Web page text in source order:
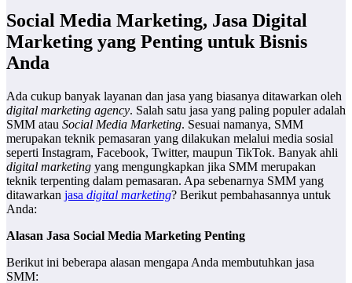
Social Media Marketing, Jasa Digital
Marketing yang Penting untuk Bisnis
Anda
Ada cukup banyak layanan dan jasa yang biasanya ditawarkan oleh
digital marketing agency. Salah satu jasa yang paling populer adalah
SMM atau Social Media Marketing. Sesuai namanya, SMM
merupakan teknik pemasaran yang dilakukan melalui media sosial
seperti Instagram, Facebook, Twitter, maupun TikTok. Banyak ahli
digital marketing yang mengungkapkan jika SMM merupakan
teknik terpenting dalam pemasaran. Apa sebenarnya SMM yang
ditawarkan jasa digital marketing? Berikut pembahasannya untuk
Anda:
Alasan Jasa Social Media Marketing Penting
Berikut ini beberapa alasan mengapa Anda membutuhkan jasa
SMM: